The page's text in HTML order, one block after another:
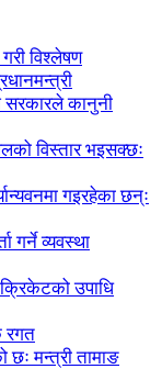
विश्लेषण
सरकारले कानुनी
विस्तार भइसक्छः
गइरहेका छन्ः
गर्ने व्यवस्था
क्रिकेटको उपाधि
रगत
मन्त्री तामाङ